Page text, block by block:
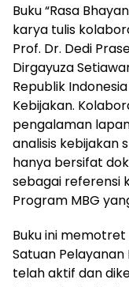
Buku “Rasa
karya tulis
Prof. Dr. Dedi
Dirgayuza
Republik
Kebijakan.
pengalaman
analisis kebijakan
hanya bersifat
sebagai referensi
Program MBG
Buku ini
Satuan Pelayanan
telah aktif dan